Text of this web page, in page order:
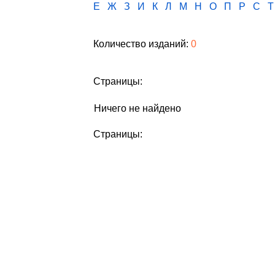
Е
Ж З И К Л М Н О П Р С Т
Количество изданий: 0
Страницы:
Ничего не найдено
Страницы: